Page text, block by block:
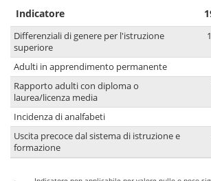
Indicatore
Differenziali di genere per l'istruzione
superiore
Adulti in apprendimento permanente
Rapporto adulti con diploma o
laurea/licenza media
Incidenza di analfabeti
Uscita precoce dal sistema di istruzione e
formazione